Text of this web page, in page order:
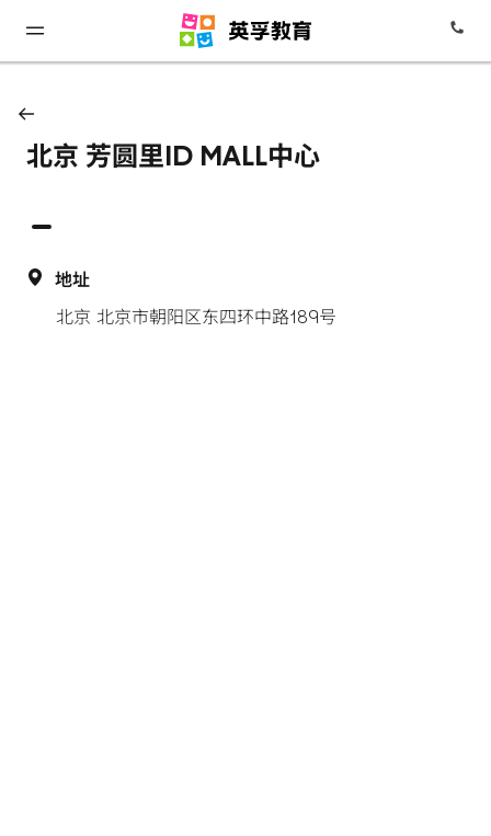
北京 芳圆里ID MALL中心
地址
北京 北京市朝阳区东四环中路189号